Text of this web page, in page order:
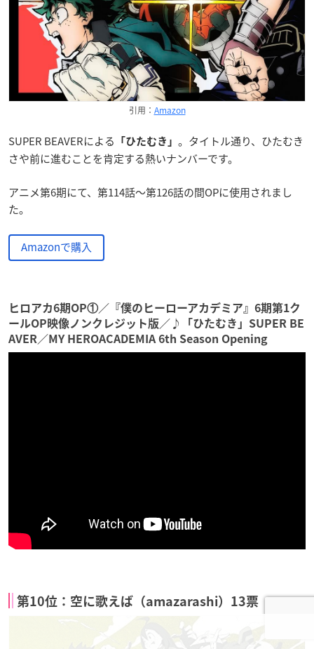
引用： Amazon
SUPER BEAVERによる 「ひたむき」 。タイトル通り、ひたむき
さや前に進むことを肯定する熱いナンバーです。
アニメ第6期にて、第114話～第126話の間OPに使用されまし
た。
Amazonで購入
ヒロアカ6期OP①／『僕のヒーローアカデミア』6期第1ク
ールOP映像ノンクレジット版／♪「ひたむき」SUPER BE
AVER／MY HEROACADEMIA 6th Season Opening
第10位：空に歌えば（amazarashi）13票